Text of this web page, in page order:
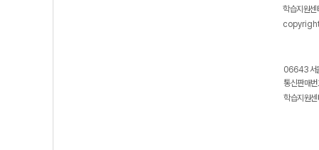
학습지원
06643 서
통신판매
학습지원